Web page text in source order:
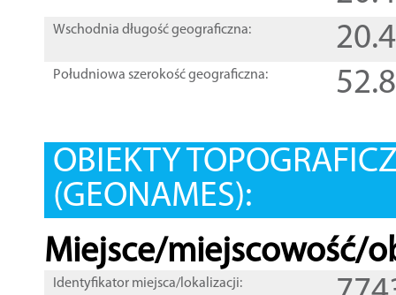
Wschodnia długość geograficzna:
Południowa szerokość geograficzna:
OBIEKTY
(GEONAMES):
Miejsce/miejscowość/
Identyfikator miejsca/lokalizacji: